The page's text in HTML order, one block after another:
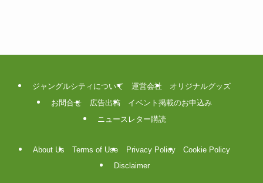
ジャングルシティについて 運営会社
オリジナルグッズ
お問合せ
広告出稿
イベント掲載のお申込み
ニュースレター購読
About Us Terms of Use Privacy Policy
Cookie Policy
Disclaimer